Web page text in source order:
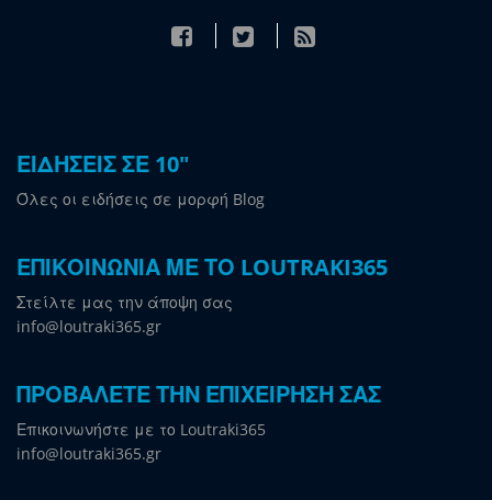
ΕΙΔΗΣΕΙΣ ΣΕ 10"
Όλες οι ειδήσεις σε μορφή Blog
ΕΠΙΚΟΙΝΩΝΙΑ ΜΕ ΤΟ LOUTRAKI365
Στείλτε μας την άποψη σας
info@loutraki365.gr
ΠΡΟΒΑΛΕΤΕ ΤΗΝ ΕΠΙΧΕΙΡΗΣΗ ΣΑΣ
Επικοινωνήστε με το Loutraki365
info@loutraki365.gr